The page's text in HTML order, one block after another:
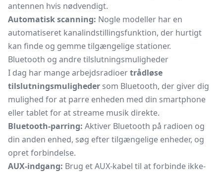
antennen hvis nødvendigt.
Automatisk scanning: Nogle modeller har en
automatiseret kanalindstillingsfunktion, der hurtigt
kan finde og gemme tilgængelige stationer.
Bluetooth og andre tilslutningsmuligheder
I dag har mange arbejdsradioertrådløse
tilslutningsmuligheder som Bluetooth, der giver dig
mulighed for at parre enheden med din smartphone
eller tablet for at streame musik direkte.
Bluetooth-parring: Aktiver Bluetooth på radioen og
din anden enhed, søg efter tilgængelige enheder, og
opret forbindelse.
AUX-indgang: Brug et AUX-kabel til at forbinde ikke-